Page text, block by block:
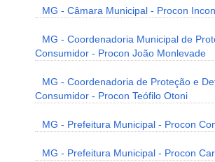
MG - Câmara Municipal - Procon
MG - Coordenadoria Municipal de
Consumidor - Procon João Monlevade
MG - Coordenadoria de Proteção e
Consumidor - Procon Teófilo Otoni
MG - Prefeitura Municipal - Procon
MG - Prefeitura Municipal - Procon